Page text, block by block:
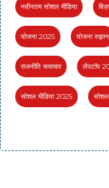
नवीनतम सोशल मीडिया
योजना 2025 योजना रुझान
राजनीति समाचार लैपटॉप
सोशल मीडिया 2025 सोशल